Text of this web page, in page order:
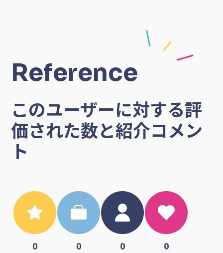
Reference
このユーザーに対する評
価された数と紹介コメン
ト
0 0 0 0